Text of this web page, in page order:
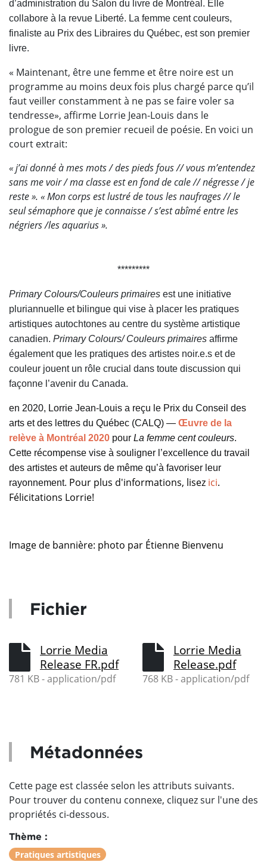
d’administration du Salon du livre de Montréal. Elle
collabore à la revue Liberté. La femme cent couleurs,
finaliste au Prix des Libraires du Québec, est son premier
livre.
« Maintenant, être une femme et être noire est un
programme au moins deux fois plus chargé parce qu’il
faut veiller constamment à ne pas se faire voler sa
tendresse», affirme Lorrie Jean-Louis dans le
prologue de son premier recueil de poésie. En voici un
court extrait:
«j’ai donné à mes mots/des pieds fous// vous m’entendez
sans me voir/ma classe est en fond de cale// négresse/je
reste». «Mon corps est lustréde tous les naufrages// le
seul sémaphore que je connaisse/ s’est abîmé entre les
négriers/les aquarius».
*********
Primary Colours/Couleurs primaires est une initiative
pluriannuelle et bilingue qui vise à placer les pratiques
artistiques autochtones au centre du système artistique
canadien. Primary Colours/ Couleurs primaires affirme
également que les pratiques des artistes noir.e.s et de
couleur jouent un rôle crucial dans toute discussion qui
façonne l’avenir du Canada.
en 2020, Lorrie Jean-Louis a reçu le Prix du Conseil des
arts et des lettres du Québec (CALQ) — Œuvre de la
relève à Montréal 2020 pour La femme cent couleurs.
Cette récompense vise à souligner l’excellence du travail
des artistes et auteurs de même qu’à favoriser leur
rayonnement. Pour plus d'informations, lisez ici.
Félicitations Lorrie!
Image de bannière: photo par Étienne Bienvenu
Fichier
Lorrie Media
Release FR.pdf
781 KB - application/pdf
Lorrie Media
Release.pdf
768 KB - application/pdf
Métadonnées
Cette page est classée selon les attributs suivants.
Pour trouver du contenu connexe, cliquez sur l'une des
propriétés ci-dessous.
Thème :
Pratiques artistiques